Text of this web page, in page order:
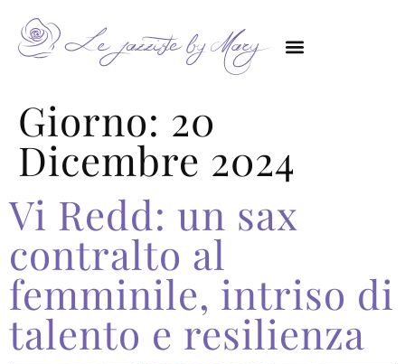
Giorno: 20
Dicembre 2024
Vi Redd: un sax
contralto al
femminile, intriso di
talento e resilienza